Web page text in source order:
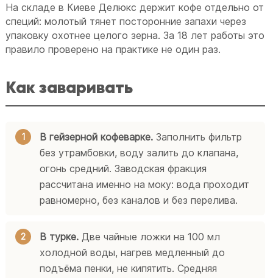
На складе в Киеве Делюкс держит кофе отдельно от
специй: молотый тянет посторонние запахи через
упаковку охотнее целого зерна. За 18 лет работы это
правило проверено на практике не один раз.
Как заваривать
В гейзерной кофеварке. Заполнить фильтр
без утрамбовки, воду залить до клапана,
огонь средний. Заводская фракция
рассчитана именно на моку: вода проходит
равномерно, без каналов и без перелива.
В турке. Две чайные ложки на 100 мл
холодной воды, нагрев медленный до
подъёма пенки, не кипятить. Средняя